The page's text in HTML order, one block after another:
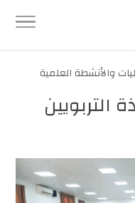
والأنشطة العلمية
التربويين